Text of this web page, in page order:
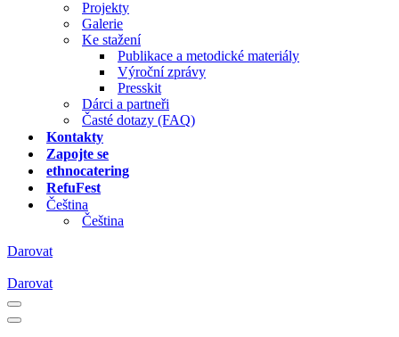
Projekty
Galerie
Ke stažení
Publikace a metodické materiály
Výroční zprávy
Presskit
Dárci a partneři
Časté dotazy (FAQ)
Kontakty
Zapojte se
ethnocatering
RefuFest
Čeština
Čeština
Darovat
Darovat
Navigační
menu
Navigační